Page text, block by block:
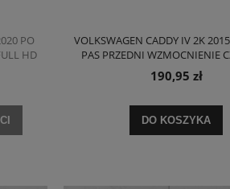
PO
HD
Z
VOLKSWAGEN CADDY IV 2K
PAS PRZEDNI WZMOCNIENIE
2K5805588
190,95 zł
DO KOSZYKA